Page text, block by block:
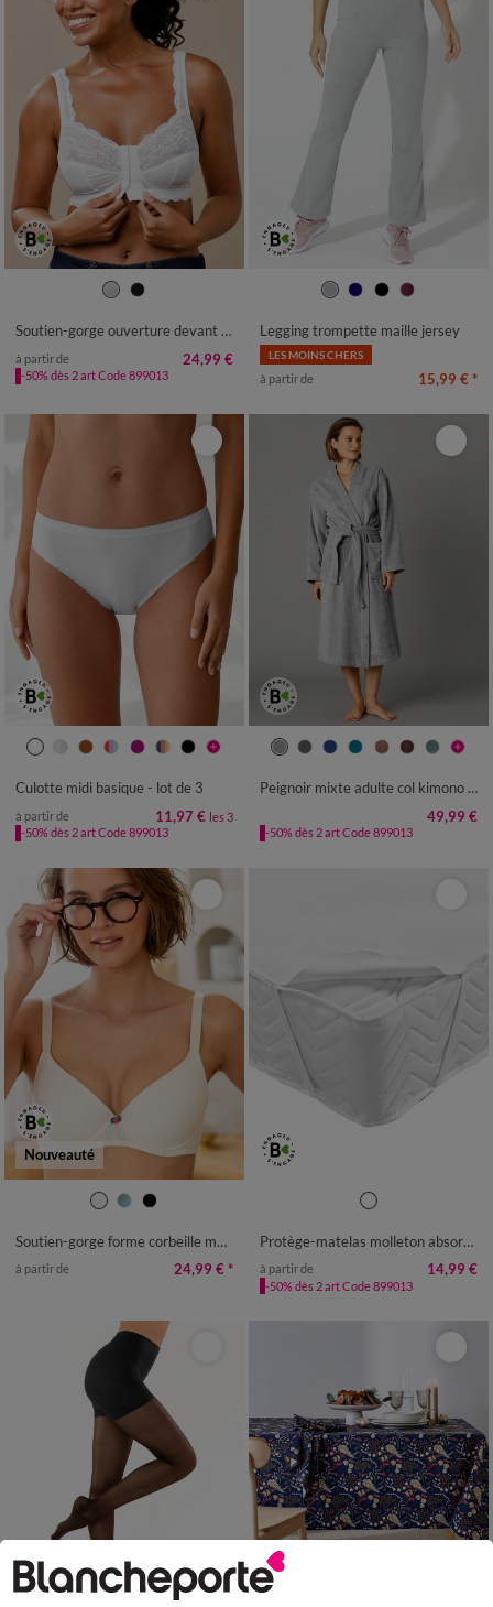
Soutien-gorge ouverture devant dentelle Salford - sans armatures
à partir de 24,99 €
-50% dès 2 art Code 899013
38/40 42/44
Legging trompette maille jersey
LES MOINS CHERS
à partir de 15,99 € *
34/36 38/40 42/44
46/48
Culotte midi basique - lot de 3
à partir de 11,97 € les 3
-50% dès 2 art Code 899013
34/36 38/40 42/44
46/48
Peignoir mixte adulte col kimono - éponge bouclette 380 g/m²
49,99 €
-50% dès 2 art Code 899013
Nouveauté
Soutien-gorge forme corbeille maille jacquard coton
à partir de 24,99 € *
Protège-matelas molleton absorbant 200 g/m² forme plateau
à partir de 14,99 €
-50% dès 2 art Code 899013